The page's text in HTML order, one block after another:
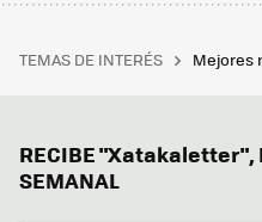
TEMAS DE INTERÉS Mejores
RECIBE "Xatakaletter",
SEMANAL